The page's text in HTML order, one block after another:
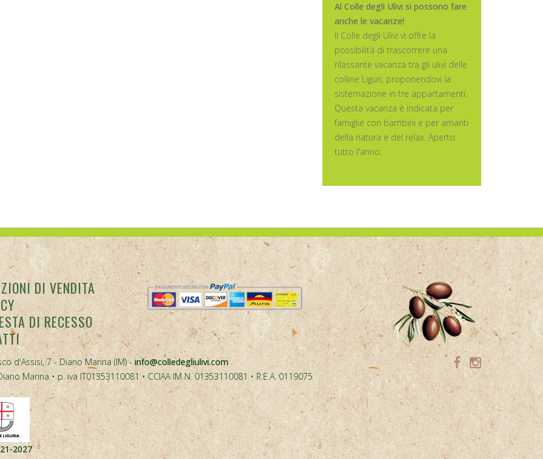
Al Colle degli Ulivi si possono fare
anche le vacanze!
Il Colle degli Ulivi vi offre la
possibilità di trascorrere una
rilassante vacanza tra gli ulivi delle
colline Liguri, proponendovi la
sistemazione in tre appartamenti.
Questa vacanza è indicata per
famiglie con bambini e per amanti
della natura e del relax. Aperto
tutto l'anno.
DI VENDITA
DI RECESSO
d'Assisi, 7 - Diano Marina (IM) -info@colledegliulivi.com
Marina • p. iva IT01353110081 • CCIAA IM N. 01353110081 • R.E.A. 0119075
2027